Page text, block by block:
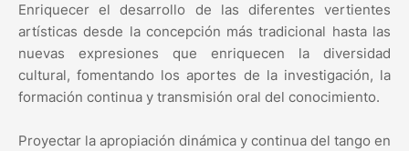
Enriquecer el desarrollo de las diferentes vertientes
artísticas desde la concepción más tradicional hasta las
nuevas expresiones que enriquecen la diversidad
cultural, fomentando los aportes de la investigación, la
formación continua y transmisión oral del conocimiento.
Proyectar la apropiación dinámica y continua del tango en